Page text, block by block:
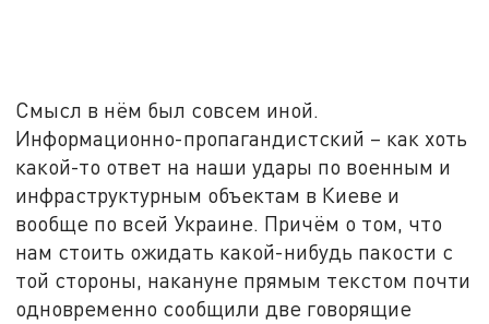
Смысл в нём был совсем иной.
Информационно-пропагандистский – как хоть
какой-то ответ на наши удары по военным и
инфраструктурным объектам в Киеве и
вообще по всей Украине. Причём о том, что
нам стоить ожидать какой-нибудь пакости с
той стороны, накануне прямым текстом почти
одновременно сообщили две говорящие